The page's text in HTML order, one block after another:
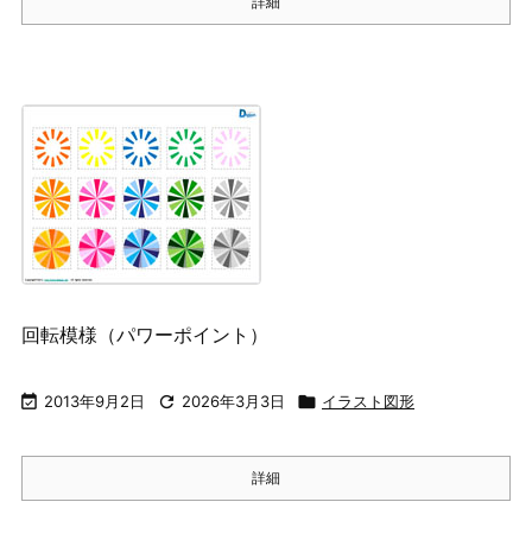
回転模様（パワーポイント）
 2013年9月2日  2026年3月3日  イラスト図形
詳細